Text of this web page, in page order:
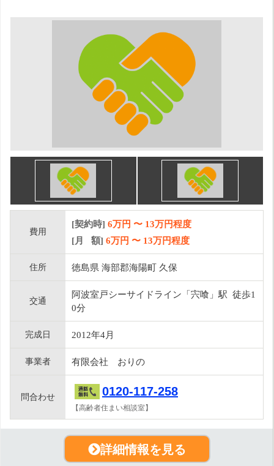
費用
[契約時] 6万円 〜 13万円程度
[月 額] 6万円 〜 13万円程度
住所 徳島県 海部郡海陽町 久保
交通
阿波室戸シーサイドライン「宍喰」駅 徒歩1
0分
完成日 2012年4月
事業者 有限会社 おりの
問合わせ 0120-117-258
【高齢者住まい相談室】
詳細情報を見る